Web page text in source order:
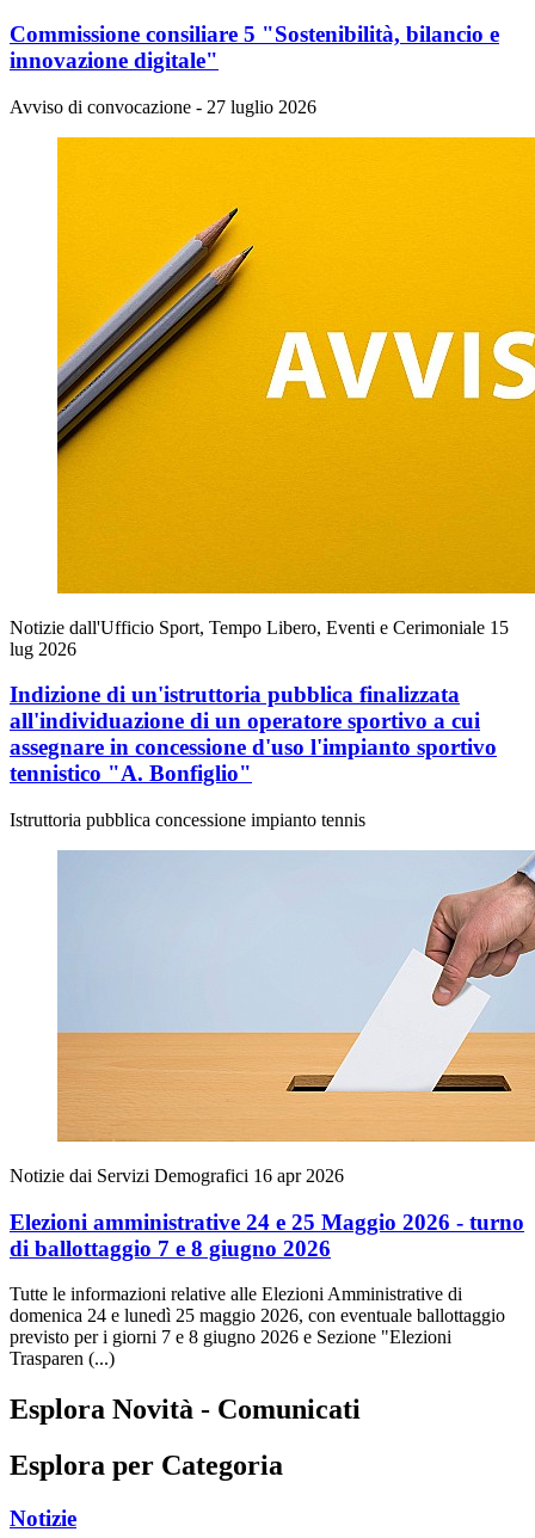
Commissione consiliare 5 "Sostenibilità, bilancio e
innovazione digitale"
Avviso di convocazione - 27 luglio 2026
Notizie dall'Ufficio Sport, Tempo Libero, Eventi e Cerimoniale 15
lug 2026
Indizione di un'istruttoria pubblica finalizzata
all'individuazione di un operatore sportivo a cui
assegnare in concessione d'uso l'impianto sportivo
tennistico "A. Bonfiglio"
Istruttoria pubblica concessione impianto tennis
Notizie dai Servizi Demografici 16 apr 2026
Elezioni amministrative 24 e 25 Maggio 2026 - turno
di ballottaggio 7 e 8 giugno 2026
Tutte le informazioni relative alle Elezioni Amministrative di
domenica 24 e lunedì 25 maggio 2026, con eventuale ballottaggio
previsto per i giorni 7 e 8 giugno 2026 e Sezione "Elezioni
Trasparen (...)
Esplora Novità - Comunicati
Esplora per Categoria
Notizie